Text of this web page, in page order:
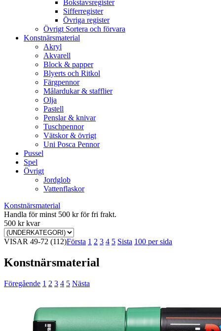
Bokstavsregister
Sifferregister
Övriga register
Övrigt Sortera och förvara
Konstnärsmaterial
Akryl
Akvarell
Block & papper
Blyerts och Ritkol
Färgpennor
Målardukar & stafflier
Olja
Pastell
Penslar & knivar
Tuschpennor
Vätskor & övrigt
Uni Posca Pennor
Pussel
Spel
Övrigt
Jordglob
Vattenflaskor
Konstnärsmaterial
Handla för minst 500 kr för fri frakt.
500 kr kvar
VISAR 49-72 (112)Första 1 2 3 4 5 Sista 100 per sida
Konstnärsmaterial
Föregående 1 2 3 4 5 Nästa